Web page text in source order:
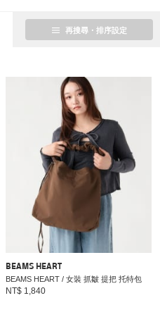
再搜尋・排序設定
BEAMS HEART
BEAMS HEART / 女裝 抓皺 提把 托特包
NT$ 1,840